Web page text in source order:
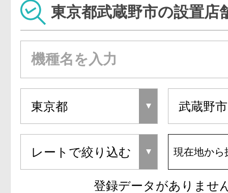
東京都武蔵野市の設置店
現在地から
登録データがありませ